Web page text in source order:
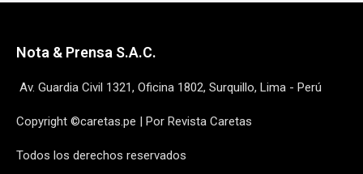
Nota & Prensa S.A.C.
Av. Guardia Civil 1321, Oficina 1802, Surquillo, Lima - Perú
Copyright ©caretas.pe | Por Revista Caretas
Todos los derechos reservados